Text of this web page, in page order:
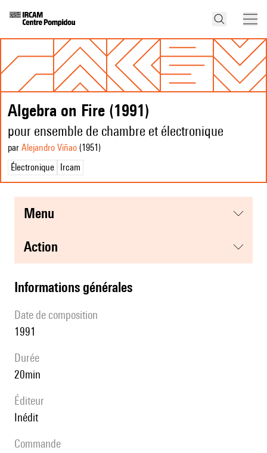
Algebra on Fire (1991)
pour ensemble de chambre et électronique
par Alejandro Viñao (1951 )
Électronique
Ircam
menu
action
informations générales
date de composition
1991
durée
20min
éditeur
Inédit
Commande